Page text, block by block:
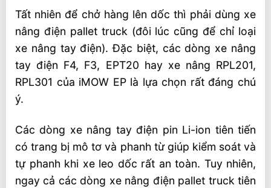
Tất nhiên để chở hàng lên dốc thì phải dùng xe
nâng điện pallet truck (đôi lúc cũng để chỉ loại
xe nâng tay điện). Đặc biệt, các dòng xe nâng
tay điện F4, F3, EPT20 hay xe nâng RPL201,
RPL301 của iMOW EP là lựa chọn rất đáng chú
ý.
Các dòng xe nâng tay điện pin Li-ion tiên tiến
có trang bị mô tơ và phanh từ giúp kiểm soát và
tự phanh khi xe leo dốc rất an toàn. Tuy nhiên,
ngay cả các dòng xe nâng điện pallet truck tiên